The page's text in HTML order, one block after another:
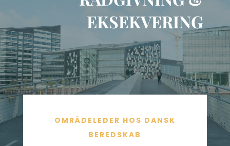
EKSEKVERING
OMRÅDELEDER HOS DANSK
BEREDSKAB